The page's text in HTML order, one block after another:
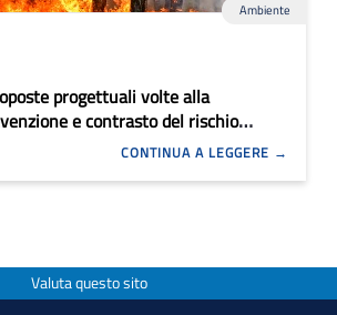
Ambiente
progettuali volte alla
e contrasto del rischio
e di interfaccia urbano rurale
CONTINUA A LEGGERE
Valuta questo sito